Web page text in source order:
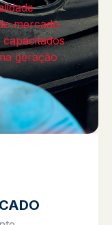
mercado
geração